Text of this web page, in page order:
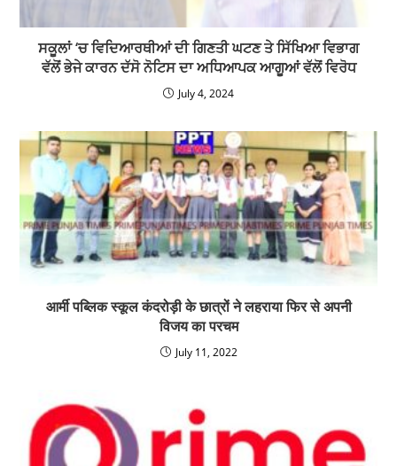
ਸਕੂਲਾਂ ‘ਚ ਵਿਦਿਆਰਥੀਆਂ ਦੀ ਗਿਣਤੀ ਘਟਣ ਤੇ ਸਿੱਖਿਆ ਵਿਭਾਗ
ਵੱਲੋਂ ਭੇਜੇ ਕਾਰਨ ਦੱਸੋ ਨੋਟਿਸ ਦਾ ਅਧਿਆਪਕ ਆਗੂਆਂ ਵੱਲੋਂ ਵਿਰੋਧ
July 4, 2024
आर्मी पब्लिक स्कूल कंदरोड़ी के छात्रों ने लहराया फिर से अपनी
विजय का परचम
July 11, 2022